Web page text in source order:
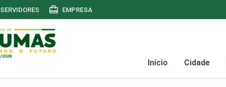
SERVIDORES card_travel EMPRESA
Início Cidade